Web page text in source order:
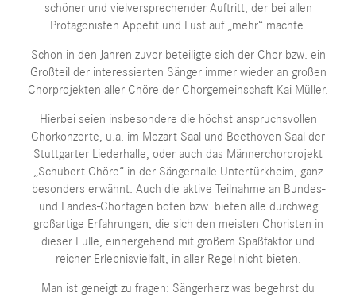
schöner und vielversprechender Auftritt, der bei allen
Protagonisten Appetit und Lust auf „mehr“ machte.
Schon in den Jahren zuvor beteiligte sich der Chor bzw. ein
Großteil der interessierten Sänger immer wieder an großen
Chorprojekten aller Chöre der Chorgemeinschaft Kai Müller.
Hierbei seien insbesondere die höchst anspruchsvollen
Chorkonzerte, u.a. im Mozart-Saal und Beethoven-Saal der
Stuttgarter Liederhalle, oder auch das Männerchorprojekt
„Schubert-Chöre“ in der Sängerhalle Untertürkheim, ganz
besonders erwähnt. Auch die aktive Teilnahme an Bundes-
und Landes-Chortagen boten bzw. bieten alle durchweg
großartige Erfahrungen, die sich den meisten Choristen in
dieser Fülle, einhergehend mit großem Spaßfaktor und
reicher Erlebnisvielfalt, in aller Regel nicht bieten.
Man ist geneigt zu fragen: Sängerherz was begehrst du